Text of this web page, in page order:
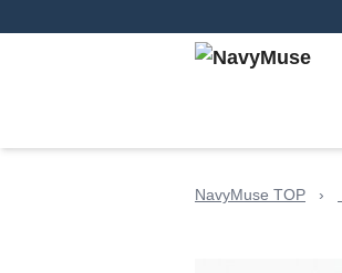
NavyMuse TOP ›